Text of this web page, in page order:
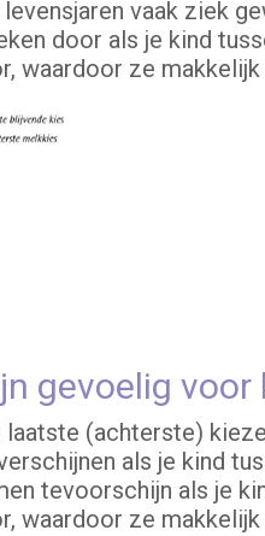
vaak ziek
door als je kind
waardoor ze
gevoelig voor
(achterste)
als je kind
tevoorschijn als je
waardoor ze